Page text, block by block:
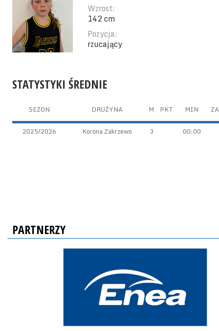
Wzrost:
142 cm
Pozycja:
rzucający
STATYSTYKI ŚREDNIE
SEZON DRUŻYNA M PKT MIN
2025/2026 Korona Zakrzewo 3 00:00
PARTNERZY